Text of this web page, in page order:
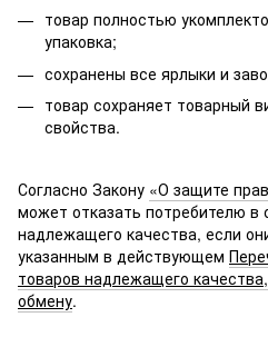
товар полностью
упаковка;
сохранены все ярлыки и
товар сохраняет товарный
свойства.
Согласно Закону «О защите
может отказать потребителю в
надлежащего качества, если
указанным в действующем
товаров надлежащего
обмену.